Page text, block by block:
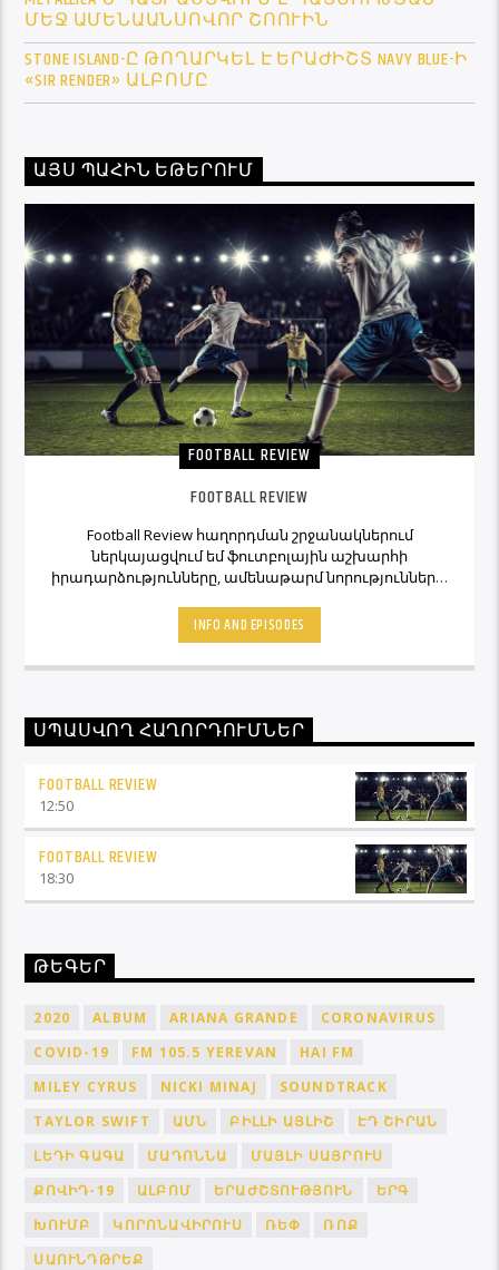
ՄԵՋ ԱՄԵՆԱԱՆՍՈՎՈՐ ՇՈՈՒԻՆ
STONE ISLAND-Ը ԹՈՂԱՐԿԵԼ Է ԵՐԱԺԻՇՏ NAVY BLUE-Ի
«SIR RENDER» ԱԼԲՈՄԸ
ԱՅՍ ՊԱՀԻՆ ԵԹԵՐՈՒՄ
FOOTBALL REVIEW
FOOTBALL REVIEW
Football Review հաղորդման շրջանակներում
ներկայացվում եմ ֆուտբոլային աշխարհի
իրադարձությունները, ամենաթարմ նորությունները,
տեսակետները։ Հետևեք Լավագույնի եթերին եւ
Ֆուտբոլ Ռիվյու հաղորդաշարի միջոցով մշտապես
կլինեք ֆուտբոլային աշխարհի կիզակետում։
INFO AND EPISODES
ՍՊԱՍՎՈՂ ՀԱՂՈՐԴՈՒՄՆԵՐ
FOOTBALL REVIEW
12:50
FOOTBALL REVIEW
18:30
ԹԵԳԵՐ
2020 ALBUM ARIANA GRANDE
CORONAVIRUS
COVID-19
FM 105.5 YEREVAN
HAI FM
MILEY CYRUS
NICKI MINAJ
SOUNDTRACK
TAYLOR SWIFT
ԱՄՆ ԲԻԼԼԻ ԱՅԼԻՇ
ԷԴ ՇԻՐԱՆ
ԼԵԴԻ ԳԱԳԱ
ՄԱԴՈՆՆԱ
ՄԱՅԼԻ ՍԱՅՐՈՒՍ
ՔՈՎԻԴ-19
ԱԼԲՈՄ ԵՐԱԺՇՏՈՒԹՅՈՒՆ
ԵՐԳ
ԽՈՒՄԲ
ԿՈՐՈՆԱՎԻՐՈՒՍ ՌԵՓ
ՌՈՔ
ՍԱՈՒՆԴԹՐԵՔ